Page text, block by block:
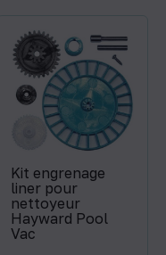
Kit engrenage
liner pour
nettoyeur
Hayward Pool
Vac